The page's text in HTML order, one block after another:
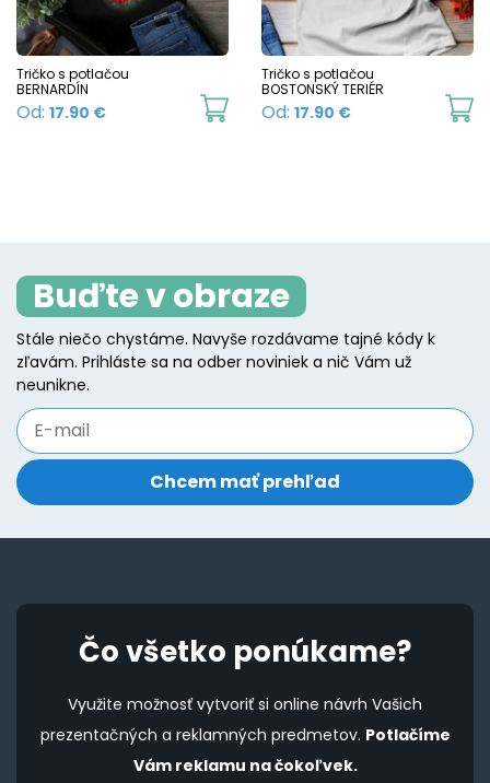
be
chosen
Tričko s potlačou
BERNARDÍN
Od: 17.90 €
This
options
may
be
on
product
page
Tričko s potlačou
BOSTONSKÝ TERIÉR
Od: 17.90 €
Buďte v obraze
Stále niečo chystáme. Navyše rozdávame tajné kódy k
zľavám. Prihláste sa na odber noviniek a nič Vám už
neunikne.
Čo všetko ponúkame?
Využite možnosť vytvoriť si online návrh Vašich
prezentačných a reklamných predmetov. Potlačíme
Vám reklamu na čokoľvek.